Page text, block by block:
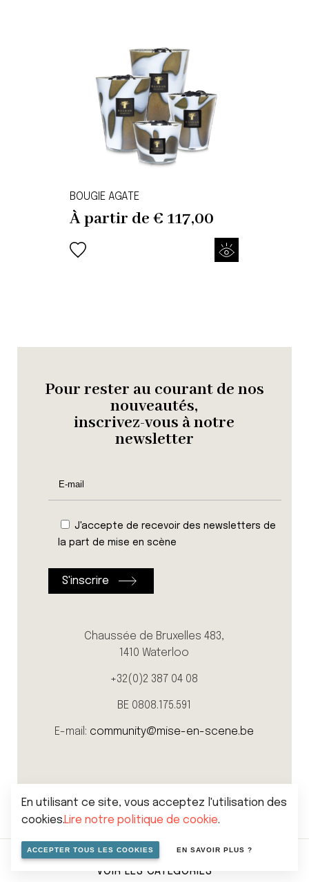
BOUGIE AGATE
À partir de€ 117,00
VOIR LES CATÉGORIES
Pour rester au courant de nos
nouveautés,
inscrivez-vous à notre
newsletter
J'accepte de recevoir des newsletters de
la part de mise en scène
Chaussée de Bruxelles 483,
1410 Waterloo
+32(0)2 387 04 08
BE 0808.175.591
E-mail: community@mise-en-scene.be
En utilisant ce site, vous acceptez l'utilisation des
cookies.Lire notre politique de cookie.
ACCEPTER TOUS LES COOKIES EN SAVOIR PLUS ?